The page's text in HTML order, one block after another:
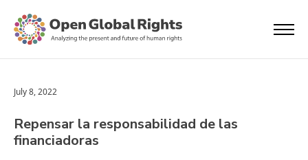
July 8, 2022
Repensar la responsabilidad de las
financiadoras